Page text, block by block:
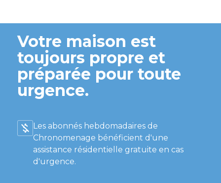
Votre maison est
toujours propre et
préparée pour toute
urgence.
Les abonnés hebdomadaires de
Chronomenage bénéficient d'une
assistance résidentielle gratuite en cas
d'urgence.